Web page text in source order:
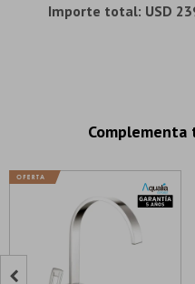
Importe total: USD
